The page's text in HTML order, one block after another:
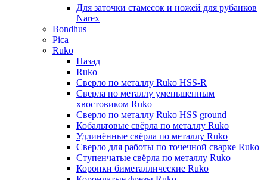
Для заточки стамесок и ножей для рубанков
Narex
Bondhus
Pica
Ruko
Назад
Ruko
Сверло по металлу Ruko HSS-R
Сверла по металлу уменьшенным
хвостовиком Ruko
Сверло по металлу Ruko HSS ground
Кобальтовые свёрла по металлу Ruko
Удлинённые свёрла по металлу Ruko
Сверло для работы по точечной сварке Ruko
Ступенчатые свёрла по металлу Ruko
Коронки биметаллические Ruko